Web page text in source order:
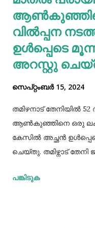
യൂറിക് ആസിഡ്
വില്‍പ്പന
ഉള്‍പ്പെടെ
അറസ്റ്റു
സെപ്റ്റംബർ 15, 2024
തമിഴനാട് തേനിയില്‍
ആണ്‍കുഞ്ഞിനെ ഒരു
കേസില്‍ അച്ഛൻ
ചെയ്തു. തമിഴ്നാട് തേനി
സ്വദേശികളായ
പങ്കിടുക